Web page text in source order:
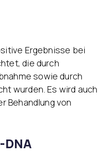
Ergebnisse bei
die durch
sowie durch
wurden. Es wird auch
Behandlung von